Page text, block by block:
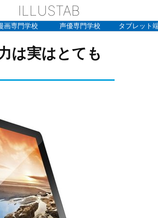
ILLUSTAB
画専門学校 声優専門学校 タブレット
は実はとても